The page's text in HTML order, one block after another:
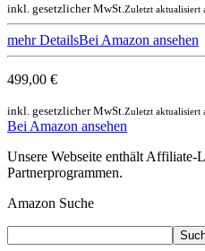
inkl. gesetzlicher MwSt. Zuletzt aktualisiert
mehr DetailsBei Amazon ansehen
499,00 €
inkl. gesetzlicher MwSt. Zuletzt aktualisiert
Bei Amazon ansehen
Unsere Webseite enthält Affiliate-
Partnerprogrammen.
Amazon Suche